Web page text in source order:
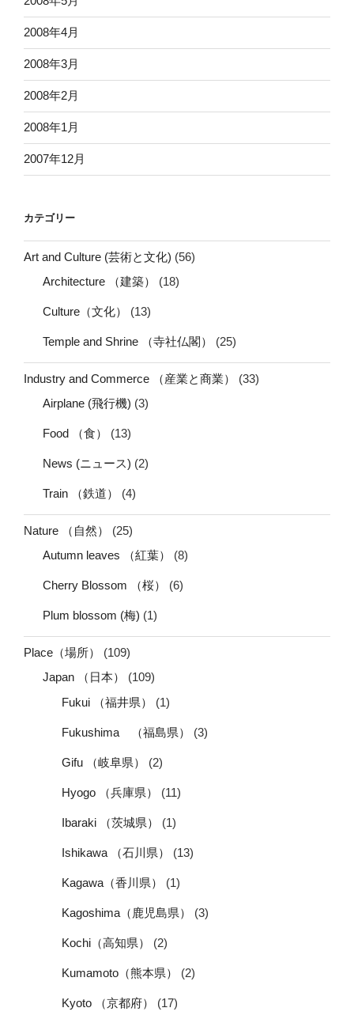
2008年4月
2008年3月
2008年2月
2008年1月
2007年12月
カテゴリー
Art and Culture (芸術と文化) (56)
Architecture （建築）
(18)
Culture（文化） (13)
Temple and Shrine （寺社仏閣） (25)
Industry and Commerce （産業と商業）
(33)
Airplane (飛行機) (3)
Food （食） (13)
News (ニュース) (2)
Train （鉄道） (4)
Nature （自然）
(25)
Autumn leaves （紅葉）
(8)
Cherry Blossom （桜） (6)
Plum blossom (梅) (1)
Place（場所）
(109)
Japan （日本）
(109)
Fukui （福井県）
(1)
Fukushima （福島県） (3)
Gifu （岐阜県） (2)
Hyogo （兵庫県） (11)
Ibaraki （茨城県） (1)
Ishikawa （石川県） (13)
Kagawa（香川県） (1)
Kagoshima（鹿児島県） (3)
Kochi（高知県） (2)
Kumamoto（熊本県） (2)
Kyoto （京都府） (17)